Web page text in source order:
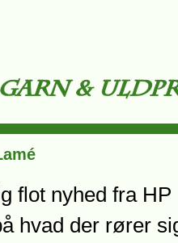
flot nyhed fra
hvad der rører